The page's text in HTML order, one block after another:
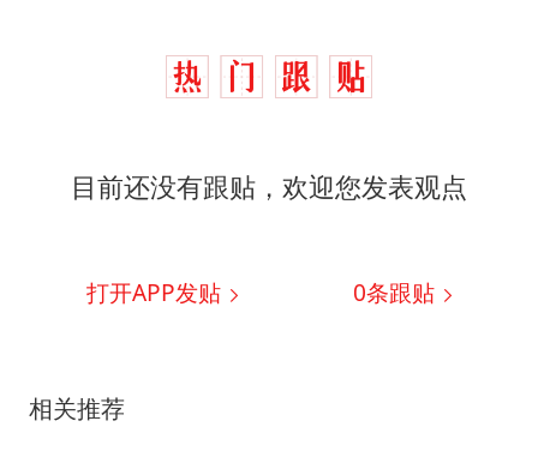
目前还没有跟贴，欢迎您发表观点
打开APP发贴 0条跟贴
相关推荐